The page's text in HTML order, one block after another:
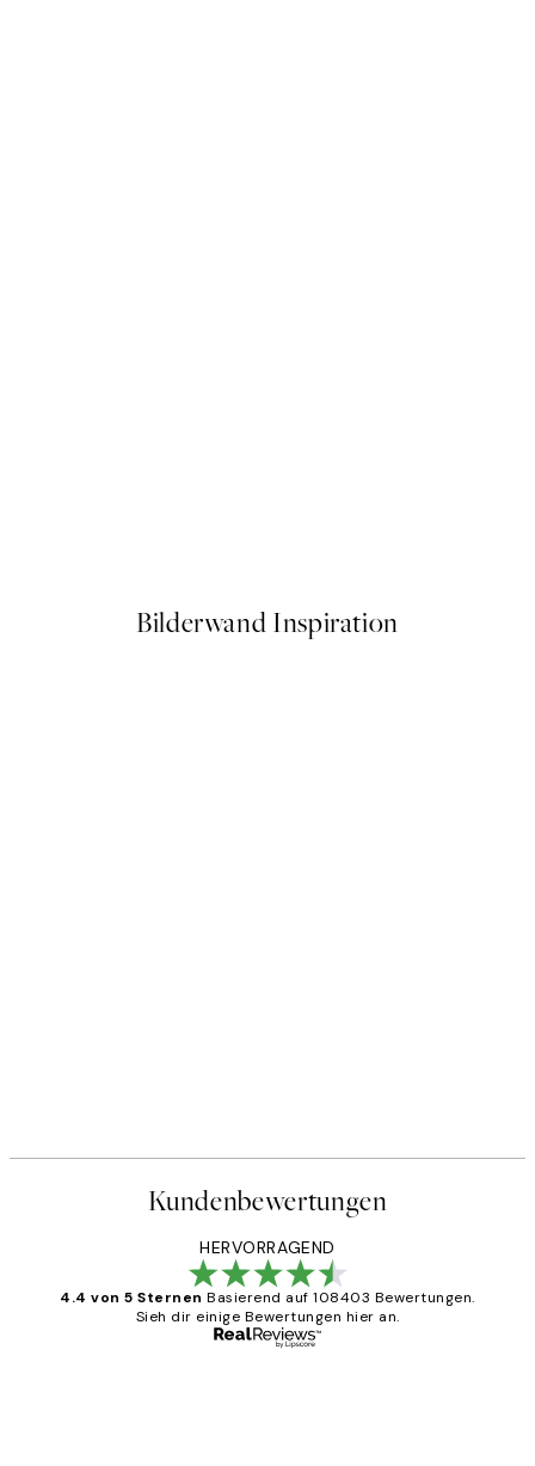
Bilderwand Inspiration
Kundenbewertungen
HERVORRAGEND
4.4 von 5 Sternen Basierend auf 108403 Bewertungen.
Sieh dir einige Bewertungen hier an.